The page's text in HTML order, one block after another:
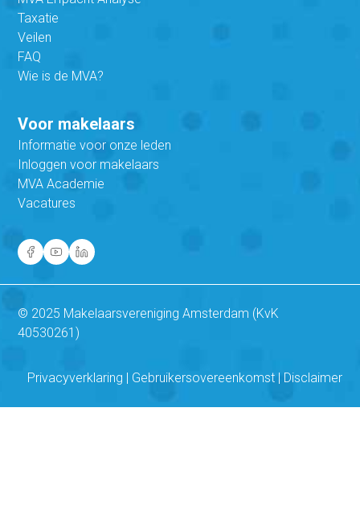
Taxatie
Veilen
FAQ
Wie is de MVA?
Voor makelaars
Informatie voor onze leden
Inloggen voor makelaars
MVA Academie
Vacatures
© 2025 Makelaarsvereniging Amsterdam (KvK
40530261)
Privacyverklaring Gebruikersovereenkomst Disclaimer